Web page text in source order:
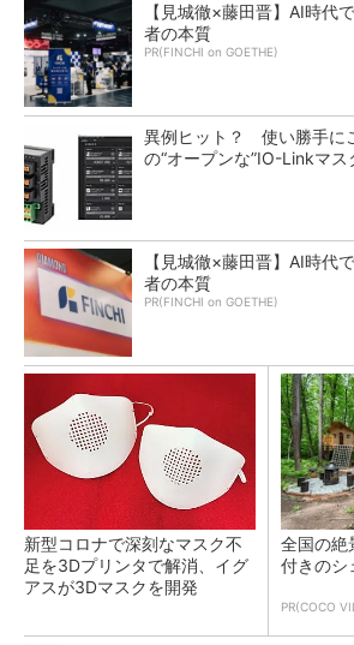
【見城徹×藤田晋】AI時代
者の本質
PR(FINCHI on GOETHE)
異例ヒット？ 使い勝手に
の“オープンな”IO-Linkマス
【見城徹×藤田晋】AI時代
者の本質
PR(FINCHI on GOETHE)
新型コロナで深刻なマスク不
足を3Dプリンタで解消、イグ
アスが3Dマスクを開発
全国の絶
付きのシ
PR(COCO